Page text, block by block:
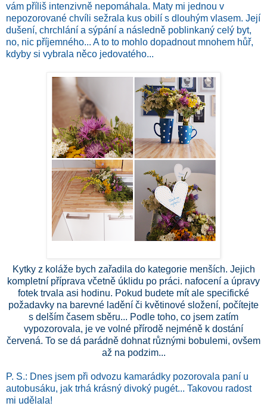
vám příliš intenzivně nepomáhala. Maty mi jednou v
nepozorované chvíli sežrala kus obilí s dlouhým vlasem. Její
dušení, chrchlání a sýpání a následně poblinkaný celý byt,
no, nic příjemného... A to to mohlo dopadnout mnohem hůř,
kdyby si vybrala něco jedovatého...
Kytky z koláže bych zařadila do kategorie menších. Jejich
kompletní příprava včetně úklidu po práci. nafocení a úpravy
fotek trvala asi hodinu. Pokud budete mít ale specifické
požadavky na barevné ladění či květinové složení, počítejte
s delším časem sběru... Podle toho, co jsem zatím
vypozorovala, je ve volné přírodě nejméně k dostání
červená. To se dá parádně dohnat různými bobulemi, ovšem
až na podzim...
P. S.: Dnes jsem při odvozu kamarádky pozorovala paní u
autobusáku, jak trhá krásný divoký pugét... Takovou radost
mi udělala!